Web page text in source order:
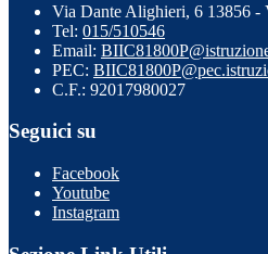
Via Dante Alighieri, 6 13856 -
Tel: 015/510546
Email:
PEC:
C.F.: 92017980027
Seguici su
Facebook
Youtube
Instagram